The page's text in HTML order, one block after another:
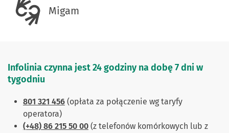
Migam
Infolinia czynna jest 24 godziny na dobę 7 dni w
tygodniu
801 321 456 (opłata za połączenie wg taryfy
operatora)
(+48) 86 215 50 00 (z telefonów komórkowych lub z